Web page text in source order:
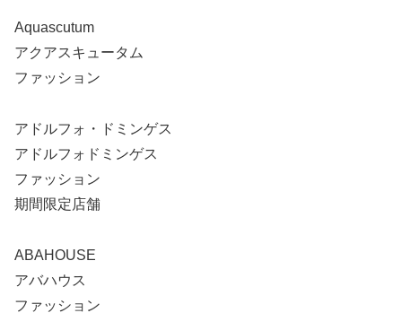
Aquascutum
アクアスキュータム
ファッション
アドルフォ・ドミンゲス
アドルフォドミンゲス
ファッション
期間限定店舗
ABAHOUSE
アバハウス
ファッション